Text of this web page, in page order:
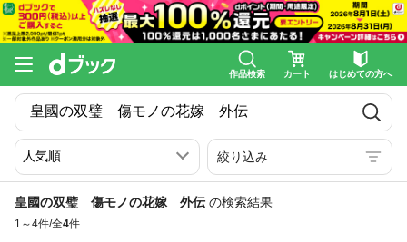
作品検索 カート はじめての方へ
絞り込み
皇國の双璧 傷モノの花嫁 外伝 の検索結果
1～4件/全4件